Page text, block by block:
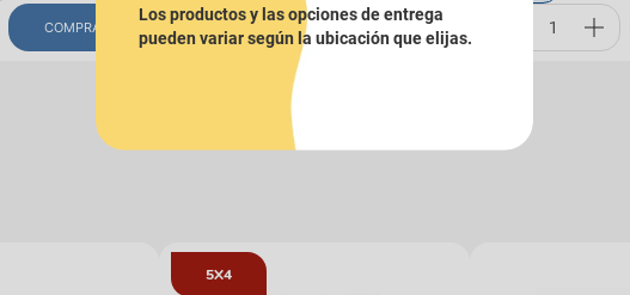
COMPRAR
5X4
Los productos y las opciones de entrega
pueden variar según la ubicación que elijas.